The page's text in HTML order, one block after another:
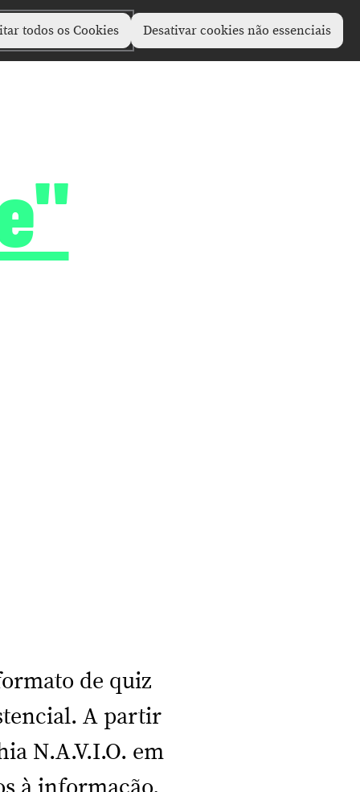
todos os Cookies Desativar cookies não essenciais
de quiz
A partir
N.A.V.I.O. em